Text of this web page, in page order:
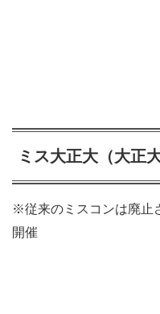
ミス大正大（大正
※従来のミスコンは廃止
開催